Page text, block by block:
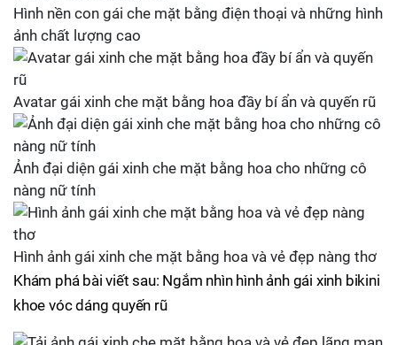
Hình nền con gái che mặt bằng điện thoại và những hình
ảnh chất lượng cao
Avatar gái xinh che mặt bằng hoa đầy bí ẩn và quyến rũ
Ảnh đại diện gái xinh che mặt bằng hoa cho những cô
nàng nữ tính
Hình ảnh gái xinh che mặt bằng hoa và vẻ đẹp nàng thơ
Khám phá bài viết sau: Ngắm nhìn hình ảnh gái xinh bikini
khoe vóc dáng quyến rũ